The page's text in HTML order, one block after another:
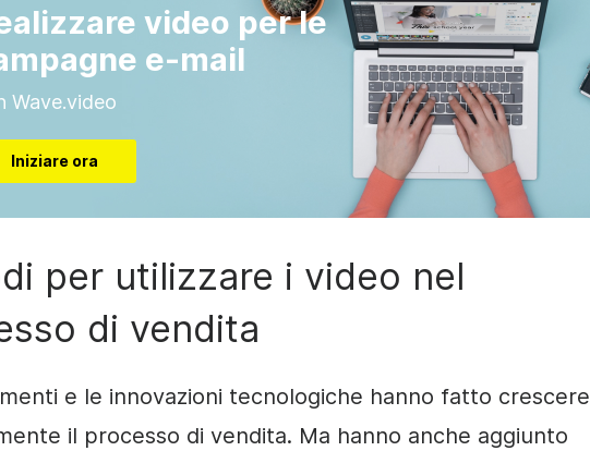
video per le
e-mail
Wave.video
Iniziare ora
per utilizzare i video nel
di vendita
e le innovazioni tecnologiche hanno fatto crescere
il processo di vendita. Ma hanno anche aggiunto